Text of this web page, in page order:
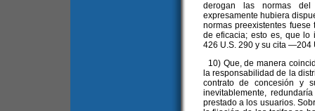
derogan las normas
expresamente hubiera
normas preexistentes
de eficacia; esto es, que lo
426 U.S. 290 y su cita —204
10) Que, de manera
la responsabilidad de la
contrato de concesión y
inevitablemente,
prestado a los usuarios.